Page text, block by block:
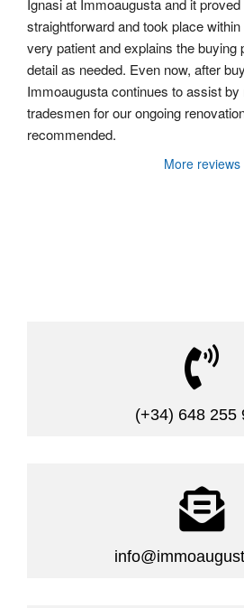
Ignasi at Immoaugusta and it
straightforward and took place
very patient and explains the
detail as needed. Even now, after
Immoaugusta continues to assist
tradesmen for our ongoing
recommended.
More reviews

(+34) 648 255
